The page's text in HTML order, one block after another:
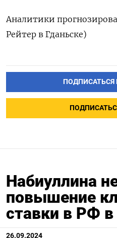
Аналитики
Рейтер в Гданьске)
ПОДПИСАТЬСЯ
Набиуллина
повышение
ставки в РФ в
26.09.2024